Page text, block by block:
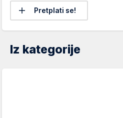
Pretplati se!
Iz kategorije